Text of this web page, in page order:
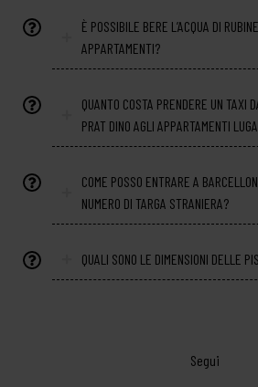
È POSSIBILE BERE L’ACQUA DI
APPARTAMENTI?
QUANTO COSTA PRENDERE UN TAXI
PRAT DINO AGLI APPARTAMENTI
COME POSSO ENTRARE A
NUMERO DI TARGA STRANIERA?
QUALI SONO LE DIMENSIONI DELLE
Segui